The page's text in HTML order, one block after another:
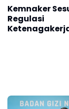
Kemnaker
Regulasi